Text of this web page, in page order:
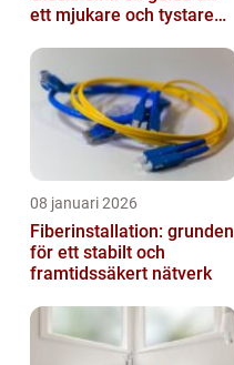
ett mjukare och tystare
08 januari 2026
Fiberinstallation: grunden
för ett stabilt och
framtidssäkert nätverk